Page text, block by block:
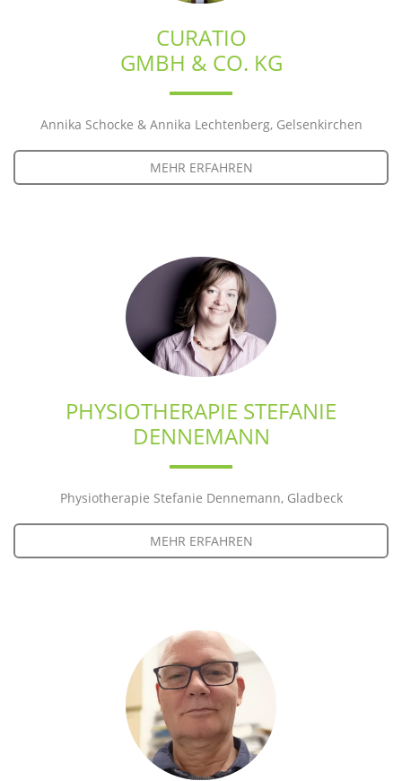
CURATIO
GMBH & CO. KG
Annika Schocke & Annika Lechtenberg, Gelsenkirchen
MEHR ERFAHREN
PHYSIOTHERAPIE STEFANIE
DENNEMANN
Physiotherapie Stefanie Dennemann, Gladbeck
MEHR ERFAHREN